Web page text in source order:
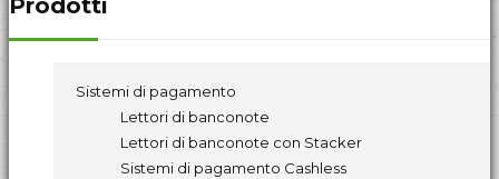
Prodotti
Sistemi di pagamento
Lettori di banconote
Lettori di banconote con Stacker
Sistemi di pagamento Cashless